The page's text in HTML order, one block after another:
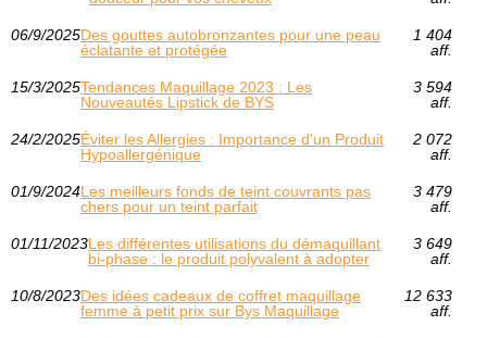
06/9/2025Des gouttes autobronzantes pour une peau
éclatante et protégée
1 404
aff.
15/3/2025Tendances Maquillage 2023 : Les
Nouveautés Lipstick de BYS
3 594
aff.
24/2/2025Éviter les Allergies : Importance d'un Produit
Hypoallergénique
2 072
aff.
01/9/2024Les meilleurs fonds de teint couvrants pas
chers pour un teint parfait
3 479
aff.
01/11/2023Les différentes utilisations du démaquillant
bi-phase : le produit polyvalent à adopter
3 649
aff.
10/8/2023Des idées cadeaux de coffret maquillage
femme à petit prix sur Bys Maquillage
12 633
aff.